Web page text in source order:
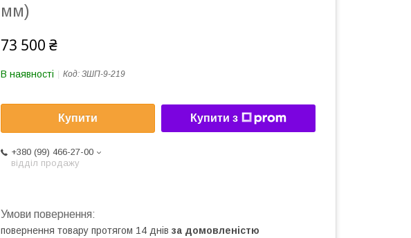
мм)
73 500 ₴
В наявності Код: ЗШП-9-219
Купити Купити з
+380 (99) 466-27-00
відділ продажу
повернення товару протягом 14 днів за домовленістю